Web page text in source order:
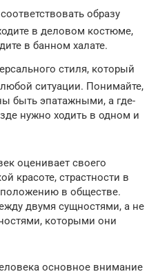
образу
в деловом костюме,
в банном халате.
стиля, который
ситуации. Понимайте,
быть эпатажными, а где-
нужно ходить в одном и
оценивает своего
красоте, страстности в
положению в обществе.
двумя сущностями, а не
которыми они
основное внимание